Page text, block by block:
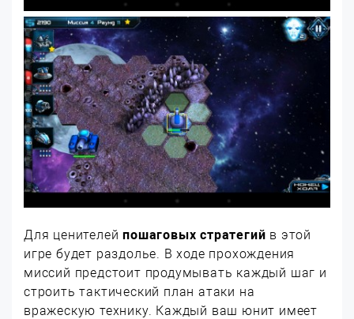
Для ценителейпошаговых стратегий в этой
игре будет раздолье. В ходе прохождения
миссий предстоит продумывать каждый шаг и
строить тактический план атаки на
вражескую технику. Каждый ваш юнит имеет